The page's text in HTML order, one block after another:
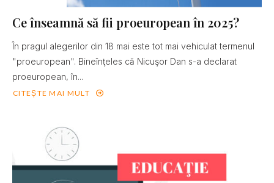
Ce înseamnă să fii proeuropean în 2025?
În pragul alegerilor din 18 mai este tot mai vehiculat termenul
"proeuropean". Bineînţeles că Nicuşor Dan s-a declarat
proeuropean, în...
CITEȘTE MAI MULT